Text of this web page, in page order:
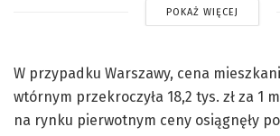
POKAŻ WIĘCEJ
W przypadku Warszawy, cena
wtórnym przekroczyła 18,2 tys. zł za 1
na rynku pierwotnym ceny osiągnęły